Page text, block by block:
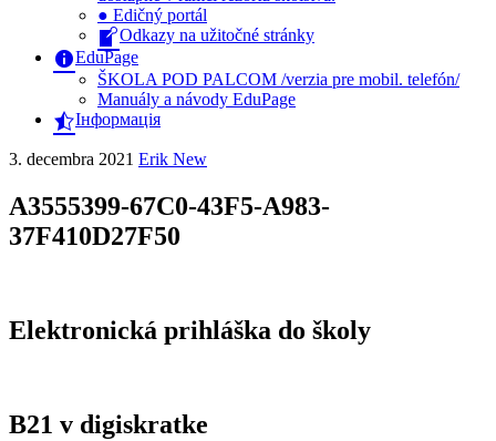
● Edičný portál
Odkazy na užitočné stránky
EduPage
ŠKOLA POD PALCOM /verzia pre mobil. telefón/
Manuály a návody EduPage
Інформація
3. decembra 2021 Erik New
A3555399-67C0-43F5-A983-
37F410D27F50
Elektronická prihláška do školy
B21 v digiskratke